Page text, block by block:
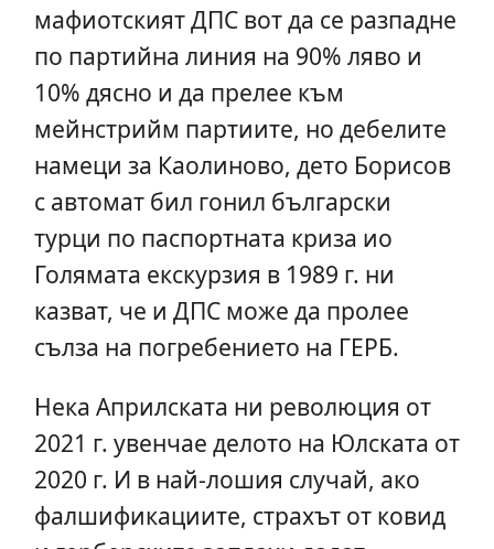
мафиотският ДПС вот да се разпадне
по партийна линия на 90% ляво и
10% дясно и да прелее към
мейнстрийм партиите, но дебелите
намеци за Каолиново, дето Борисов
с автомат бил гонил български
турци по паспортната криза ио
Голямата екскурзия в 1989 г. ни
казват, че и ДПС може да пролее
сълза на погребението на ГЕРБ.
Нека Априлската ни революция от
2021 г. увенчае делото на Юлската от
2020 г. И в най-лошия случай, ако
фалшификациите, страхът от ковид